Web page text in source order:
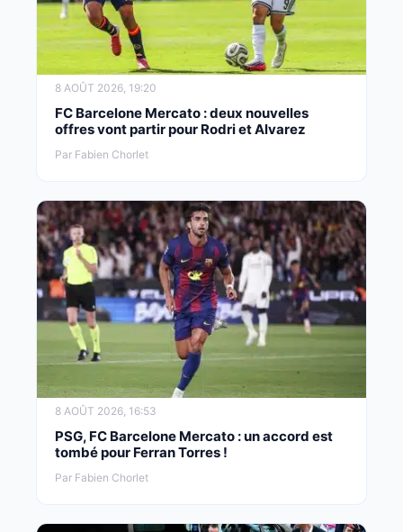
8 AOÛT 2026, 19:20
FC Barcelone Mercato : deux nouvelles
offres vont partir pour Rodri et Alvarez
Par Fabien Chorlet
8 AOÛT 2026, 16:53
PSG, FC Barcelone Mercato : un accord est
tombé pour Ferran Torres !
Par Fabien Chorlet